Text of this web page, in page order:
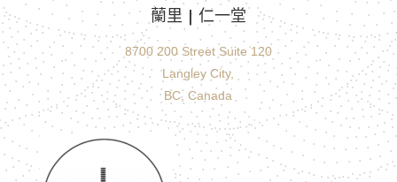
蘭里 | 仁一堂
8700 200 Street Suite 120
Langley City,
BC, Canada